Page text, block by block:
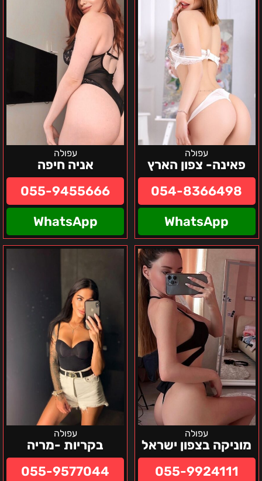
עפולה
פאינה- צפון הארץ
054-8366498
WhatsApp
עפולה
אניה חיפה
055-9455666
WhatsApp
עפולה
מוניקה בצפון ישראל
055-9924111
מוניקה
בצפון
ישראל
עפולה
בקריות -מריה
055-9577044
בקריות